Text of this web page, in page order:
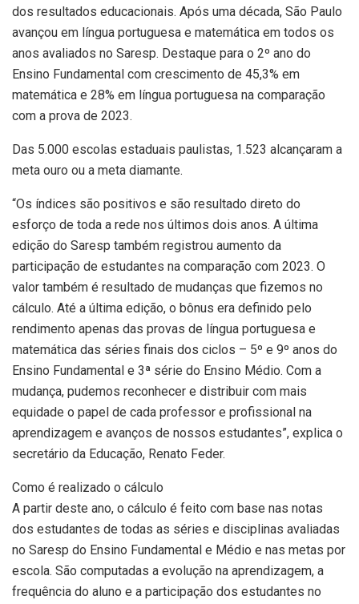
dos resultados educacionais. Após uma década, São Paulo
avançou em língua portuguesa e matemática em todos os
anos avaliados no Saresp. Destaque para o 2º ano do
Ensino Fundamental com crescimento de 45,3% em
matemática e 28% em língua portuguesa na comparação
com a prova de 2023.
Das 5.000 escolas estaduais paulistas, 1.523 alcançaram a
meta ouro ou a meta diamante.
“Os índices são positivos e são resultado direto do
esforço de toda a rede nos últimos dois anos. A última
edição do Saresp também registrou aumento da
participação de estudantes na comparação com 2023. O
valor também é resultado de mudanças que fizemos no
cálculo. Até a última edição, o bônus era definido pelo
rendimento apenas das provas de língua portuguesa e
matemática das séries finais dos ciclos – 5º e 9º anos do
Ensino Fundamental e 3ª série do Ensino Médio. Com a
mudança, pudemos reconhecer e distribuir com mais
equidade o papel de cada professor e profissional na
aprendizagem e avanços de nossos estudantes”, explica o
secretário da Educação, Renato Feder.
Como é realizado o cálculo
A partir deste ano, o cálculo é feito com base nas notas
dos estudantes de todas as séries e disciplinas avaliadas
no Saresp do Ensino Fundamental e Médio e nas metas por
escola. São computadas a evolução na aprendizagem, a
frequência do aluno e a participação dos estudantes no